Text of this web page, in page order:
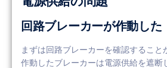
回路ブレーカーが作動した
まずは回路ブレーカーを確認すること
作動したブレーカーは電源供給を遮断